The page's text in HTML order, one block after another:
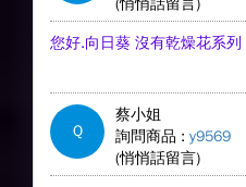
(悄悄話留言)
您好.向日葵 沒有乾燥花系列
Q
蔡小姐
詢問商品 : y9569
(悄悄話留言)